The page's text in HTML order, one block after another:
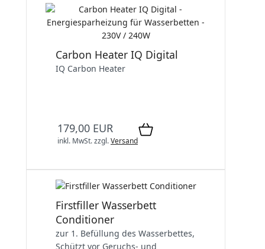
Carbon Heater IQ Digital
IQ Carbon Heater
179,00 EUR
inkl. MwSt.zzgl.Versand
Firstfiller Wasserbett
Conditioner
zur 1. Befüllung des Wasserbettes,
Schützt vor Geruchs- und